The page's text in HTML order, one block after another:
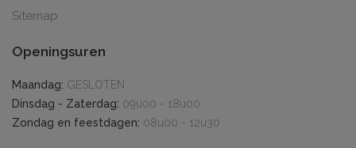
Sitemap
Openingsuren
Maandag: GESLOTEN
Dinsdag - Zaterdag: 09u00 - 18u00
Zondag en feestdagen: 08u00 - 12u30